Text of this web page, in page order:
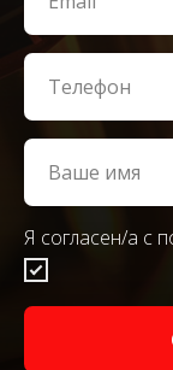
Я согласен/а с